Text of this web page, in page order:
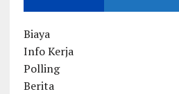
Biaya
Info Kerja
Polling
Berita